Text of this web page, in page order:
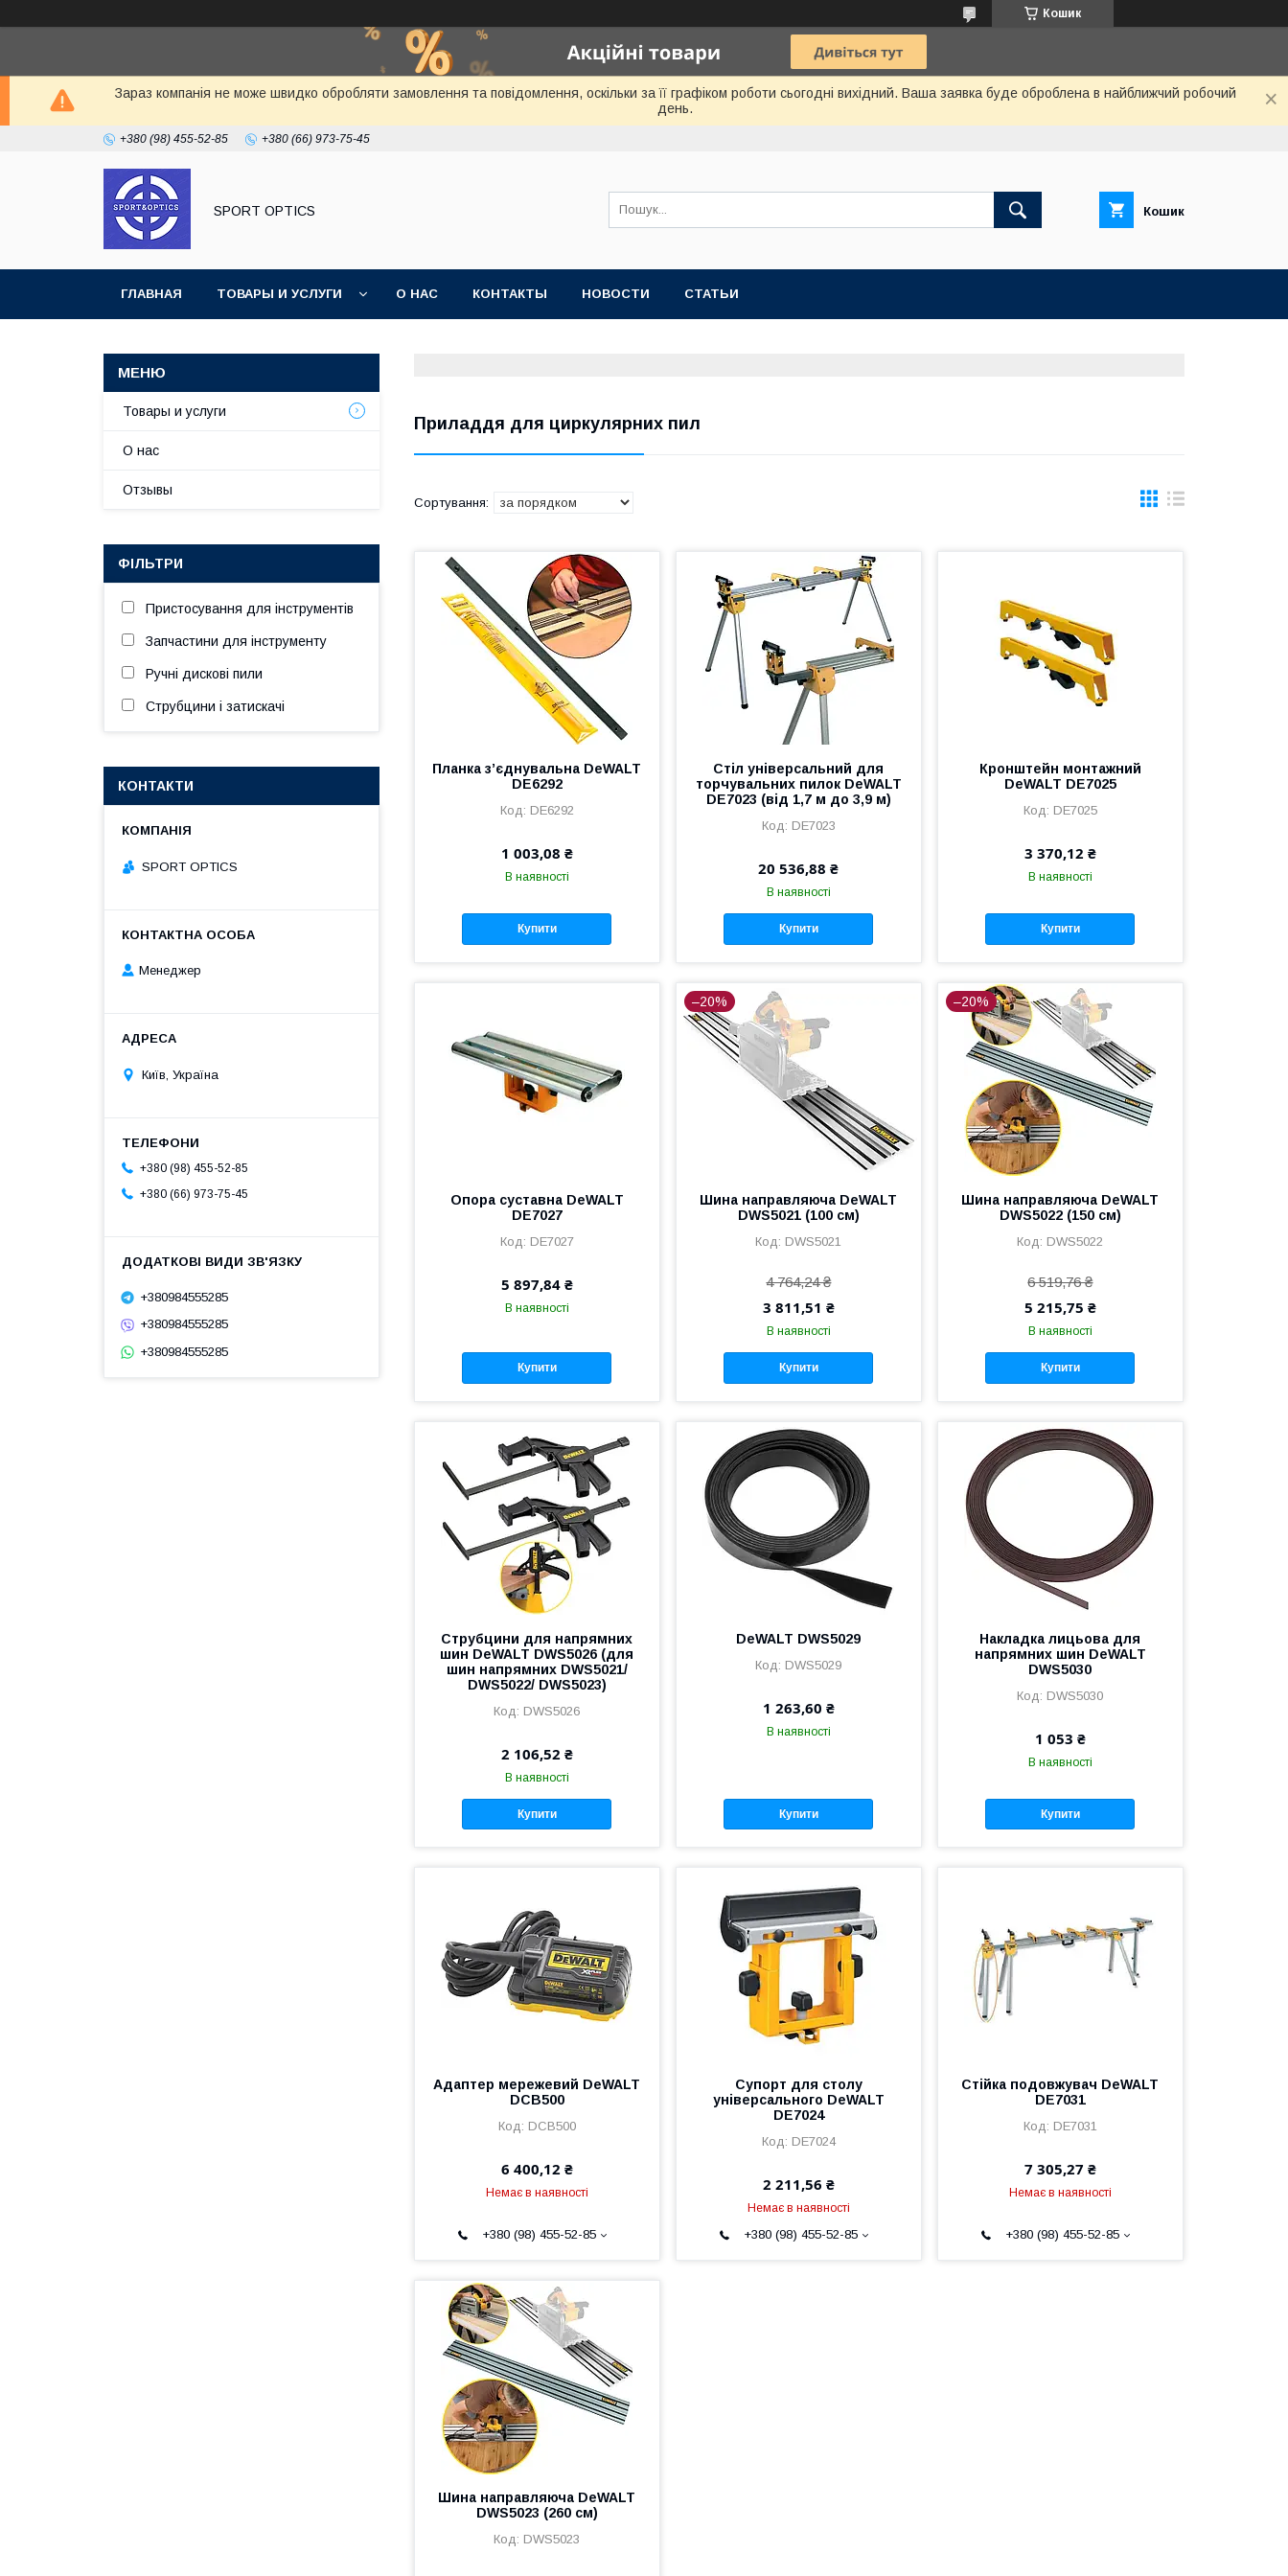
Кошик
Зараз компанія не може швидко обробляти замовлення та повідомлення, оскільки за її графіком роботи сьогодні вихідний. Ваша заявка буде оброблена в найближчий робочий
день.
+380 (98) 455-52-85 +380 (66) 973-75-45
SPORT OPTICS Кошик
ГЛАВНАЯ ТОВАРЫ И УСЛУГИ О НАС КОНТАКТЫ НОВОСТИ СТАТЬИ
Приладдя для циркулярних пил
Планка з’єднувальна DeWALT
DE6292
DE6292
1 003,08 ₴
В наявності
Купити
Стіл універсальний для
торчувальних пилок DeWALT
DE7023 (від 1,7 м до 3,9 м)
DE7023
20 536,88 ₴
В наявності
Купити
Кронштейн монтажний
DeWALT DE7025
DE7025
3 370,12 ₴
В наявності
Купити
Опора суставна DeWALT
DE7027
DE7027
5 897,84 ₴
В наявності
Купити
–20%
Шина направляюча DeWALT
DWS5021 (100 см)
DWS5021
4 764,24 ₴
3 811,51 ₴
В наявності
Купити
–20%
Шина направляюча DeWALT
DWS5022 (150 см)
DWS5022
6 519,76 ₴
5 215,75 ₴
В наявності
Купити
Струбцини для напрямних
шин DeWALT DWS5026 (для
шин напрямних DWS5021/
DWS5022/ DWS5023)
DWS5026
2 106,52 ₴
В наявності
Купити
DeWALT DWS5029
DWS5029
1 263,60 ₴
В наявності
Купити
Накладка лицьова для
напрямних шин DeWALT
DWS5030
DWS5030
1 053 ₴
В наявності
Купити
Адаптер мережевий DeWALT
DCB500
DCB500
6 400,12 ₴
Немає в наявності
+380 (98) 455-52-85
Супорт для столу
універсального DeWALT
DE7024
DE7024
2 211,56 ₴
Немає в наявності
+380 (98) 455-52-85
Стійка подовжувач DeWALT
DE7031
DE7031
7 305,27 ₴
Немає в наявності
+380 (98) 455-52-85
Шина направляюча DeWALT
DWS5023 (260 см)
DWS5023
Товары и услуги
О нас
Отзывы
ФІЛЬТРИ
Пристосування для інструментів
Запчастини для інструменту
Ручні дискові пили
Струбцини і затискачі
КОНТАКТИ
SPORT OPTICS
Менеджер
Київ, Україна
+380 (98) 455-52-85
+380 (66) 973-75-45
+380984555285
+380984555285
+380984555285